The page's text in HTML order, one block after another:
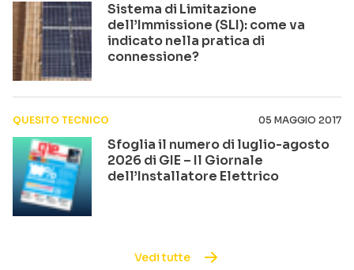
Sistema di Limitazione
dell’Immissione (SLI): come va
indicato nella pratica di
connessione?
QUESITO TECNICO 05 MAGGIO 2017
Sfoglia il numero di luglio-agosto
2026 di GIE – Il Giornale
dell’Installatore Elettrico
Vedi tutte